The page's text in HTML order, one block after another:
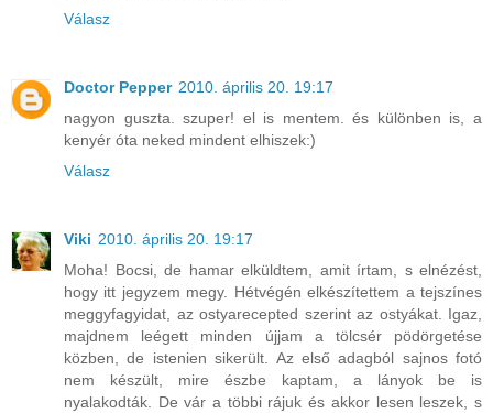
Válasz
Doctor Pepper 2010. április 20. 19:17
nagyon guszta. szuper! el is mentem. és különben is, a
kenyér óta neked mindent elhiszek:)
Válasz
Viki 2010. április 20. 19:17
Moha! Bocsi, de hamar elküldtem, amit írtam, s elnézést,
hogy itt jegyzem megy. Hétvégén elkészítettem a tejszínes
meggyfagyidat, az ostyarecepted szerint az ostyákat. Igaz,
majdnem leégett minden újjam a tölcsér pödörgetése
közben, de istenien sikerült. Az első adagból sajnos fotó
nem készült, mire észbe kaptam, a lányok be is
nyalakodták. De vár a többi rájuk és akkor lesen leszek, s